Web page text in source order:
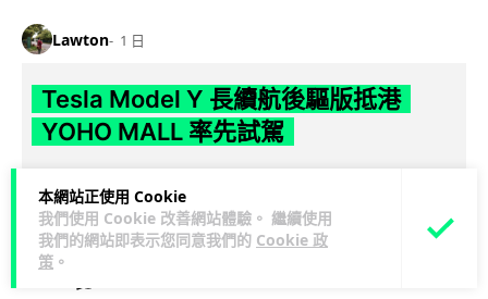
本網站正使用 Cookie
我們使用 Cookie 改善網站體驗。 繼續使用
我們的網站即表示您同意我們的 Cookie 政
策 。
Lawton 1 日
Tesla Model Y 長續航後驅版抵港
YOHO MALL 率先試駕
高達 691 公里，為家族中續航最長單摩打版本。新車即日起於
元... 閱讀全文